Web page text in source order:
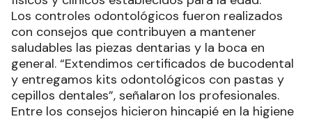
Los controles odontológicos fueron realizados
con consejos que contribuyen a mantener
saludables las piezas dentarias y la boca en
general. “Extendimos certificados de bucodental
y entregamos kits odontológicos con pastas y
cepillos dentales”, señalaron los profesionales.
Entre los consejos hicieron hincapié en la higiene